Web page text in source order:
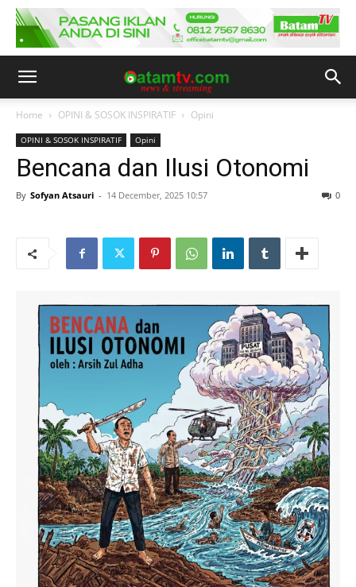
Home OPINI & SOSOK INSPIRATIF Opini
OPINI & SOSOK INSPIRATIF Opini
Bencana dan Ilusi Otonomi
By Sofyan Atsauri - 14 December, 2025 10:57 0